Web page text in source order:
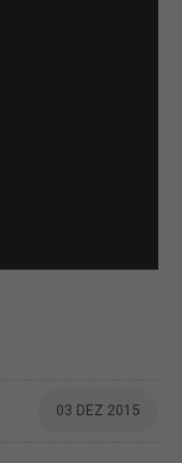
03 DEZ 2015